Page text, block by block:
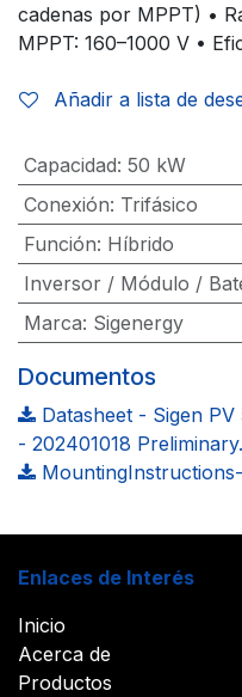
cadenas por MPPT) •
MPPT: 160–1000 V •
Añadir a lista de
Capacidad: 50 kW
Conexión: Trifásico
Función: Híbrido
Inversor / Módulo /
Marca: Sigenergy
Documentos
Datasheet - Sigen PV
- 202401018
Enlaces de Interés
Inicio
Acerca de
Productos